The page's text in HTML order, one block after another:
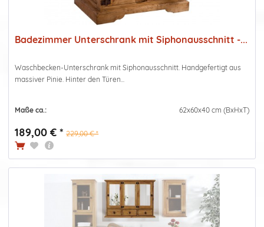
Badezimmer Unterschrank mit Siphonausschnitt -...
Waschbecken-Unterschrank mit Siphonausschnitt. Handgefertigt aus
massiver Pinie. Hinter den Türen...
Maße ca.: 62x60x40 cm (BxHxT)
189,00 € * 229,00 € *